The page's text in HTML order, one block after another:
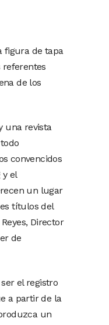
figura de tapa
referentes
de los
una revista
convencidos
y el
un lugar
títulos del
Director
de
ser el registro
a partir de la
un